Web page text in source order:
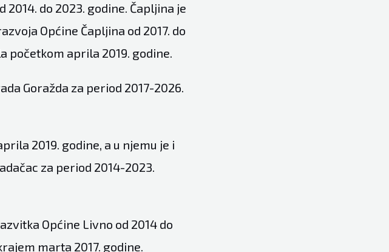
do 2023. godine. Čapljina je
Općine Čapljina od 2017. do
početkom aprila 2019. godine.
Goražda za period 2017-2026.
2019. godine, a u njemu je i
za period 2014-2023.
Općine Livno od 2014 do
marta 2017. godine.